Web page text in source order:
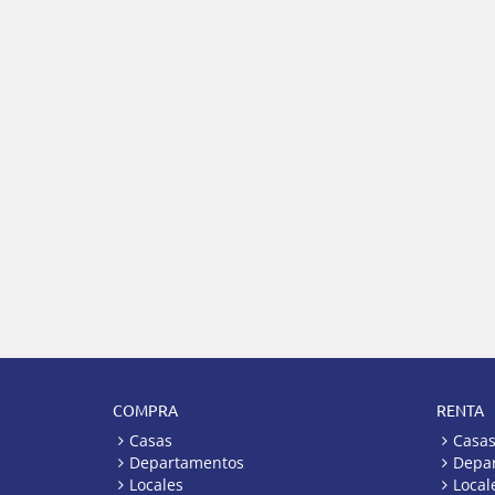
COMPRA
Casas
Departamentos
Locales
RENTA
Casas